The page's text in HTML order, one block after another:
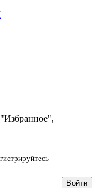
"Избранное",
Войти